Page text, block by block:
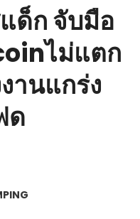
ด็ก จับมือ
ไม่แตก
านแกร่ง
ด